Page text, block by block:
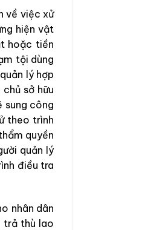
về việc xử
hiện vật
hoặc tiền
tội dùng
lý hợp
sở hữu
sung công
theo trình
quyền
quản lý
điều tra
nhân dân
trả thù lao